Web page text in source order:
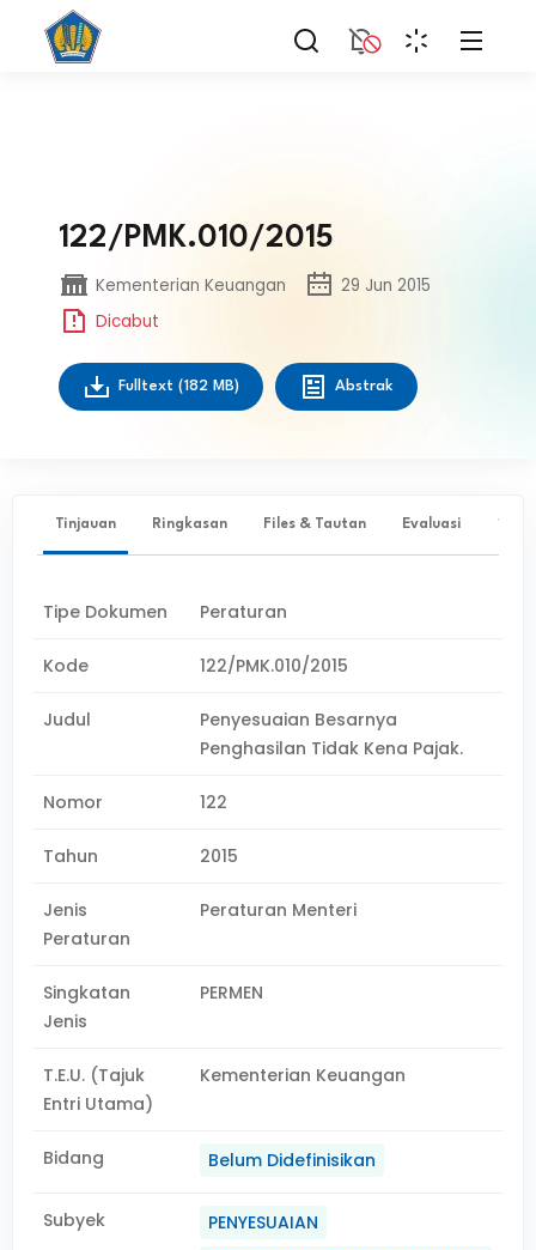
122/PMK.010/2015
Kementerian Keuangan
29 Jun 2015
Dicabut
Fulltext (182 MB) Abstrak
Tinjauan Ringkasan Files & Tautan Evaluasi ✨
Tipe Dokumen Peraturan
Kode 122/PMK.010/2015
Judul
Penyesuaian Besarnya
Penghasilan Tidak Kena Pajak.
Nomor 122
Tahun 2015
Jenis
Peraturan
Peraturan Menteri
Singkatan
Jenis
PERMEN
T.E.U. (Tajuk
Entri Utama)
Kementerian Keuangan
Bidang Belum Didefinisikan
Subyek
PENYESUAIAN